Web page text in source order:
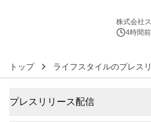
株式会社
4時間前
トップ ライフスタイルのプレス
プレスリリース配信